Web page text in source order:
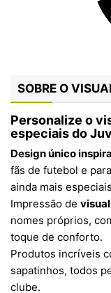
SOBRE O
Personalize o
especiais do
Design único
fãs de futebol e
ainda mais
Impressão de
nomes próprios,
toque de conforto.
Produtos incríveis
sapatinhos, todos
clube.